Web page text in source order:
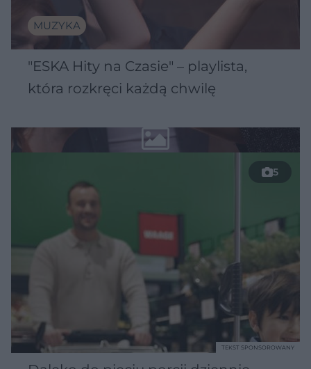
MUZYKA
"ESKA Hity na Czasie" – playlista,
która rozkręci każdą chwilę
5
TEKST SPONSOROWANY